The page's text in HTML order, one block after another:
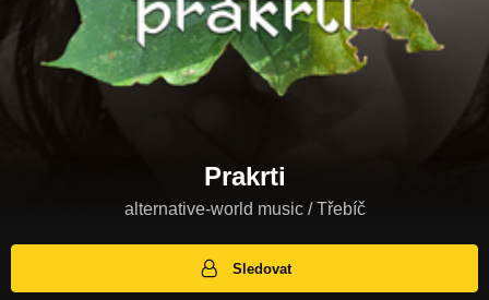
Prakrti
alternative-world music / Třebíč
Sledovat